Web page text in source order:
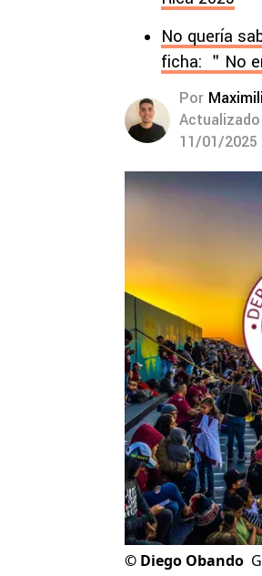
No quería
ficha: ＂No
Por
11/01/2025
© Diego Obando